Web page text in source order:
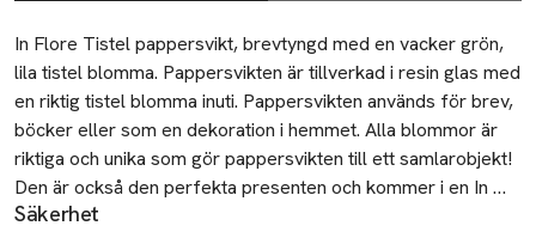
Beskrivning
In Flore Tistel pappersvikt, brevtyngd med en vacker grön,
lila tistel blomma. Pappersvikten är tillverkad i resin glas med
en riktig tistel blomma inuti. Pappersvikten används för brev,
böcker eller som en dekoration i hemmet. Alla blommor är
riktiga och unika som gör pappersvikten till ett samlarobjekt!
Den är också den perfekta presenten och kommer i en In
Flore giftbox. Pappersvikten är 7 cm hög, 7 cm bred.
Säkerhet